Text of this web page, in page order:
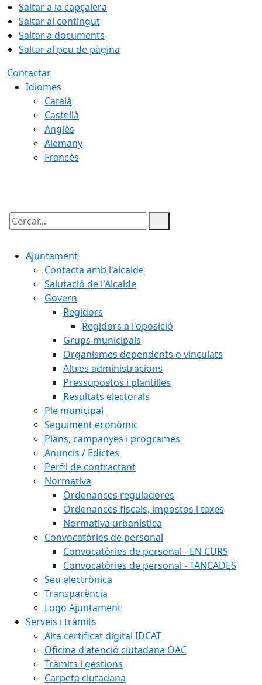
Saltar a la capçalera
Saltar al contingut
Saltar a documents
Saltar al peu de pàgina
Contactar
Idiomes
Català
Castellà
Anglès
Alemany
Francès
Cercar:
Ajuntament
Contacta amb l'alcalde
Salutació de l'Alcalde
Govern
Regidors
Regidors a l'oposició
Grups municipals
Organismes dependents o vinculats
Altres administracions
Pressupostos i plantilles
Resultats electorals
Ple municipal
Seguiment econòmic
Plans, campanyes i programes
Anuncis / Edictes
Perfil de contractant
Normativa
Ordenances reguladores
Ordenances fiscals, impostos i taxes
Normativa urbanística
Convocatòries de personal
Convocatòries de personal - EN CURS
Convocatòries de personal - TANCADES
Seu electrònica
Transparència
Logo Ajuntament
Serveis i tràmits
Alta certificat digital IDCAT
Oficina d'atenció ciutadana OAC
Tràmits i gestions
Carpeta ciutadana